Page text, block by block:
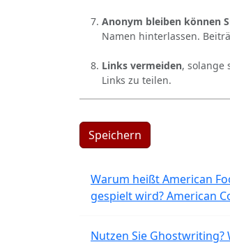
Anonym bleiben können
Namen hinterlassen.
Links vermeiden, solange
Links zu teilen.
Speichern
Warum heißt American
gespielt wird? American
Nutzen Sie Ghostwriting?